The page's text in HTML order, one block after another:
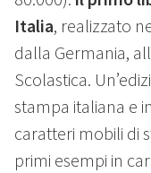
Italia, realizzato
dalla Germania,
Scolastica.
stampa italiana e
caratteri mobili di
primi esempi in